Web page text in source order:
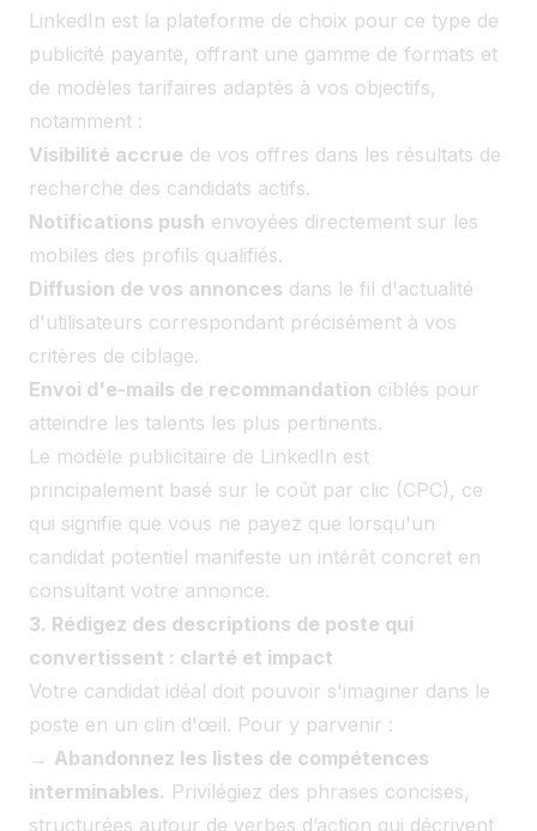
LinkedIn est la plateforme de choix pour ce type de
publicité payante, offrant une gamme de formats et
de modèles tarifaires adaptés à vos objectifs,
notamment :
Visibilité accrue de vos offres dans les résultats de
recherche des candidats actifs.
Notifications push envoyées directement sur les
mobiles des profils qualifiés.
Diffusion de vos annonces dans le fil d'actualité
d'utilisateurs correspondant précisément à vos
critères de ciblage.
Envoi d'e-mails de recommandation ciblés pour
atteindre les talents les plus pertinents.
Le modèle publicitaire de LinkedIn est
principalement basé sur le coût par clic (CPC), ce
qui signifie que vous ne payez que lorsqu'un
candidat potentiel manifeste un intérêt concret en
consultant votre annonce.
3. Rédigez des descriptions de poste qui
convertissent : clarté et impact
Votre candidat idéal doit pouvoir s'imaginer dans le
poste en un clin d'œil. Pour y parvenir :
→ Abandonnez les listes de compétences
interminables. Privilégiez des phrases concises,
structurées autour de verbes d’action qui décrivent